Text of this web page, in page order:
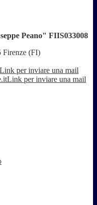
Peano" FIIS033008
Firenze (FI)
Link per inviare una mail
Link per inviare una mail